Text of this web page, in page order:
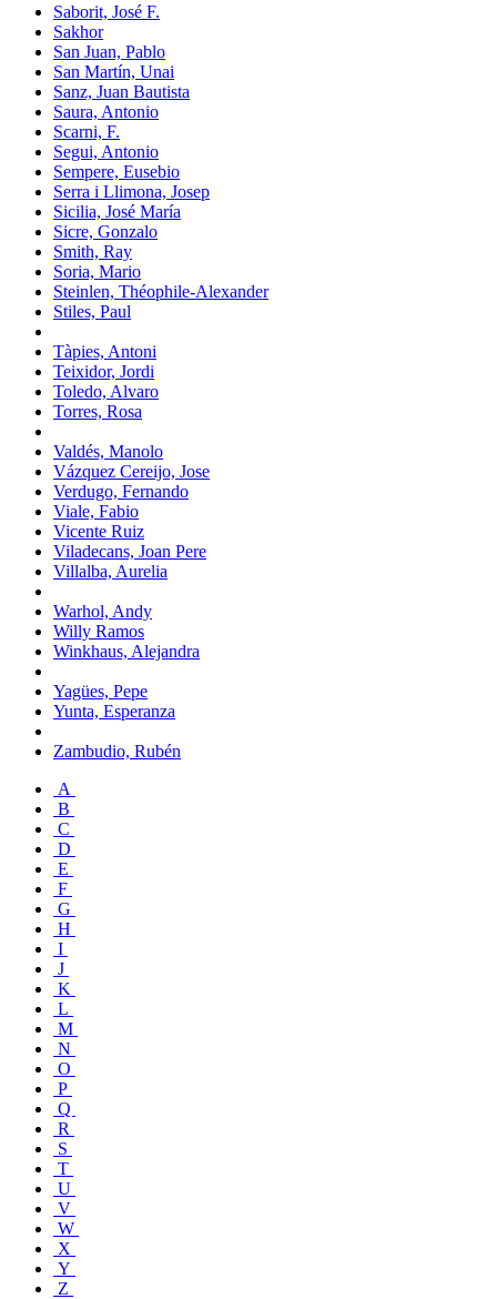
Saborit, José F.
Sakhor
San Juan, Pablo
San Martín, Unai
Sanz, Juan Bautista
Saura, Antonio
Scarni, F.
Segui, Antonio
Sempere, Eusebio
Serra i Llimona, Josep
Sicilia, José María
Sicre, Gonzalo
Smith, Ray
Soria, Mario
Steinlen, Théophile-Alexander
Stiles, Paul
Tàpies, Antoni
Teixidor, Jordi
Toledo, Alvaro
Torres, Rosa
Valdés, Manolo
Vázquez Cereijo, Jose
Verdugo, Fernando
Viale, Fabio
Vicente Ruiz
Viladecans, Joan Pere
Villalba, Aurelia
Warhol, Andy
Willy Ramos
Winkhaus, Alejandra
Yagües, Pepe
Yunta, Esperanza
Zambudio, Rubén
A
B
C
D
E
F
G
H
I
J
K
L
M
N
O
P
Q
R
S
T
U
V
W
X
Y
Z